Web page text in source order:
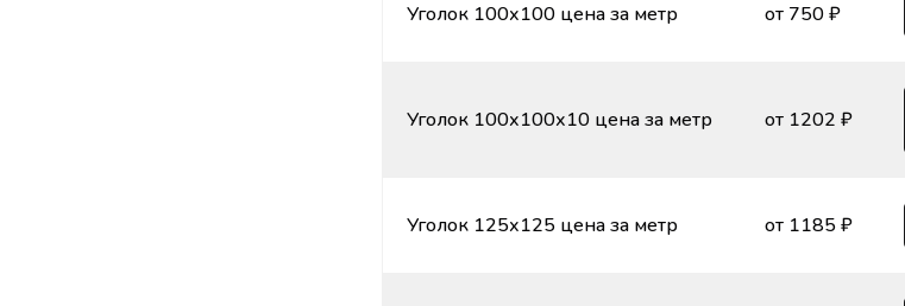
Уголок 100х100 цена за метр от 750 ₽
Уголок 100х100х10 цена за метр от 1202 ₽
Уголок 125х125 цена за метр от 1185 ₽